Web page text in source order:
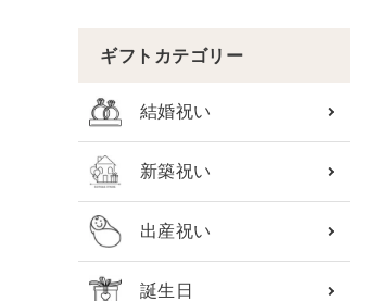
ギフトカテゴリー
結婚祝い
新築祝い
出産祝い
誕生日